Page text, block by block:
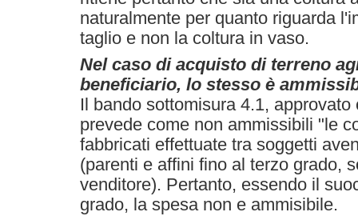
naturalmente per quanto riguarda
taglio e non la coltura in vaso.
Nel caso di acquisto di terreno
beneficiario, lo stesso è
Il bando sottomisura 4.1,
prevede come non ammissibili "le
fabbricati effettuate tra soggetti
(parenti e affini fino al terzo grado,
venditore). Pertanto, essendo il
grado, la spesa non e ammisibile.